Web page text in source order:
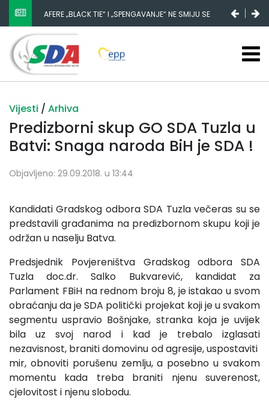
AFERE „BLACK TIE“ I „SPENGAVANJE“ NE SMIJU SE
ZATAŠKATI
Vijesti / Arhiva
Predizborni skup GO SDA Tuzla u
Batvi: Snaga naroda BiH je SDA !
Objavljeno: 29.09.2018. u 13:44
Kandidati Gradskog odbora SDA Tuzla večeras su se
predstavili građanima na predizbornom skupu koji je
održan u naselju Batva.
Predsjednik Povjereništva Gradskog odbora SDA
Tuzla doc.dr. Salko Bukvarević, kandidat za
Parlament FBiH na rednom broju 8, je istakao u svom
obraćanju da je SDA politički projekat koji je u svakom
segmentu uspravio Bošnjake, stranka koja je uvijek
bila uz svoj narod i kad je trebalo izglasati
nezavisnost, braniti domovinu od agresije, uspostaviti
mir, obnoviti porušenu zemlju, a posebno u svakom
momentu kada treba braniti njenu suverenost,
cjelovitost i njenu slobodu.